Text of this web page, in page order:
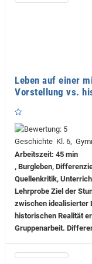
Leben auf einer
Vorstellung vs.
Geschichte Kl. 6,
Arbeitszeit: 45 min
, Burgleben,
Quellenkritik,
Lehrprobe Ziel der
zwischen idealisierter
historischen Realität
Gruppenarbeit.